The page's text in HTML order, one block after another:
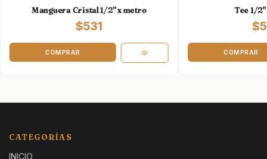
Manguera Cristal 1/2" x metro
$531
Tee 1/
CATEGORÍAS
INICIO